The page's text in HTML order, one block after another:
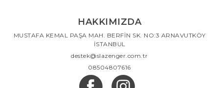
HAKKIMIZDA
MUSTAFA KEMAL PAŞA MAH. BERFİN SK. NO:3 ARNAVUTKÖY
İSTANBUL
destek@slazenger.com.tr
08504807616